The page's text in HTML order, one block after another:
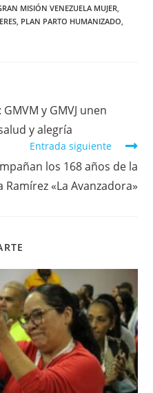
MISIÓN VENEZUELA MUJER,
, PLAN PARTO HUMANIZADO,
y GMVJ unen
y alegría
Entrada siguiente
los 168 años de la
Ramírez «La Avanzadora»